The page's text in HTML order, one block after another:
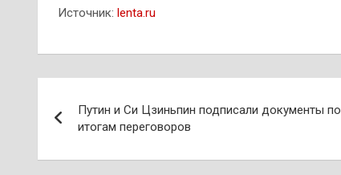
Источник: lenta.ru
по
записям
Путин и Си Цзиньпин подписали документы по
итогам переговоров